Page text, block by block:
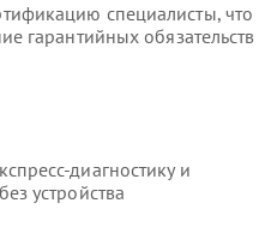
специалисты, что
гарантийных обязательств
диагностику и
устройства